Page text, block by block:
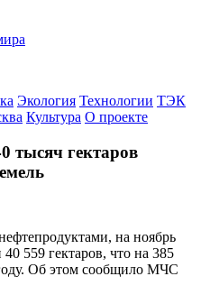
Экология Технологии ТЭК
Культура О проекте
тысяч гектаров
на ноябрь
559 гектаров, что на 385
Об этом сообщило МЧС